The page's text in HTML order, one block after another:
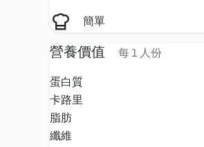
簡單
營養價值 每 1 人份
蛋白質
卡路里
脂肪
纖維